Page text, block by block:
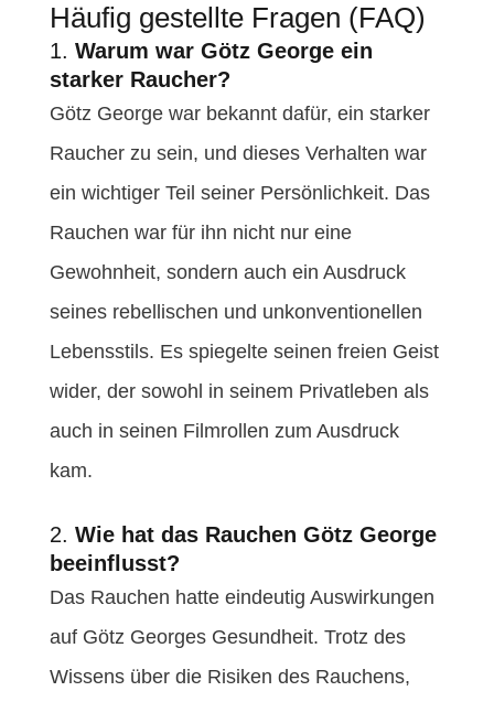
Häufig gestellte Fragen (FAQ)
1. Warum war Götz George ein
starker Raucher?
Götz George war bekannt dafür, ein starker
Raucher zu sein, und dieses Verhalten war
ein wichtiger Teil seiner Persönlichkeit. Das
Rauchen war für ihn nicht nur eine
Gewohnheit, sondern auch ein Ausdruck
seines rebellischen und unkonventionellen
Lebensstils. Es spiegelte seinen freien Geist
wider, der sowohl in seinem Privatleben als
auch in seinen Filmrollen zum Ausdruck
kam.
2. Wie hat das Rauchen Götz George
beeinflusst?
Das Rauchen hatte eindeutig Auswirkungen
auf Götz Georges Gesundheit. Trotz des
Wissens über die Risiken des Rauchens,